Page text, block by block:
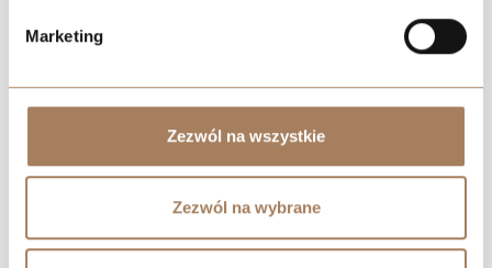
Marketing
Zezwól na wszystkie
Zezwól na wybrane